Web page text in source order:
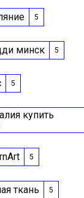
5
минск 5
5
купить
5
ткань 5